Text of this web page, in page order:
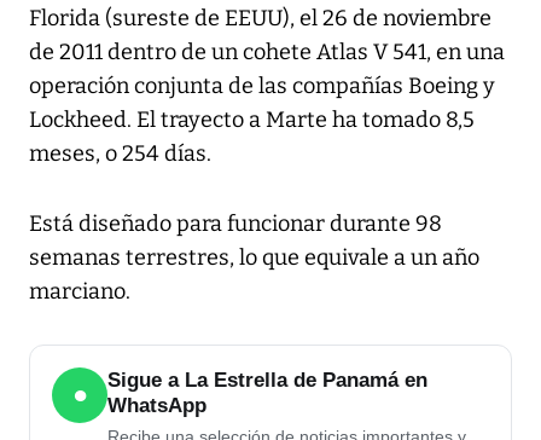
Florida (sureste de EEUU), el 26 de noviembre
de 2011 dentro de un cohete Atlas V 541, en una
operación conjunta de las compañías Boeing y
Lockheed. El trayecto a Marte ha tomado 8,5
meses, o 254 días.
Está diseñado para funcionar durante 98
semanas terrestres, lo que equivale a un año
marciano.
●
Sigue a La Estrella de Panamá en
WhatsApp